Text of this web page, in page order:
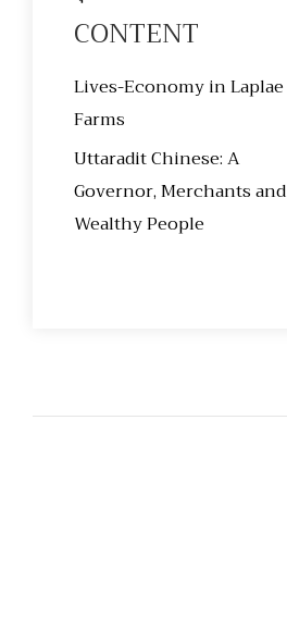
CONTENT
Lives-Economy in Laplae
Farms
Uttaradit Chinese: A
Governor, Merchants and
Wealthy People